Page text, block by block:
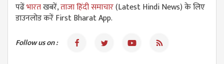
पढेंभारतखबरें,ताजा हिंदी समाचार(Latest Hindi News) के लिए
डाउनलोड करें First Bharat App.
Follow us on :